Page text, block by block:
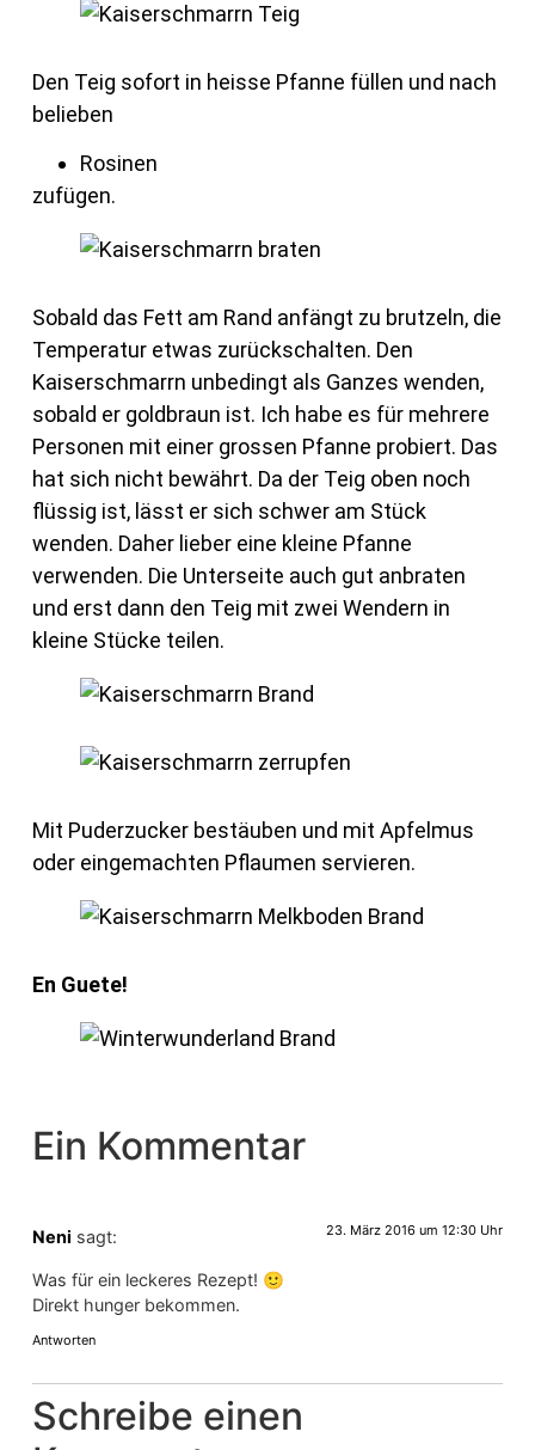
Den Teig sofort in heisse Pfanne füllen und nach
belieben
Rosinen
zufügen.
Sobald das Fett am Rand anfängt zu brutzeln, die
Temperatur etwas zurückschalten. Den
Kaiserschmarrn unbedingt als Ganzes wenden,
sobald er goldbraun ist. Ich habe es für mehrere
Personen mit einer grossen Pfanne probiert. Das
hat sich nicht bewährt. Da der Teig oben noch
flüssig ist, lässt er sich schwer am Stück
wenden. Daher lieber eine kleine Pfanne
verwenden. Die Unterseite auch gut anbraten
und erst dann den Teig mit zwei Wendern in
kleine Stücke teilen.
Mit Puderzucker bestäuben und mit Apfelmus
oder eingemachten Pflaumen servieren.
En Guete!
Ein Kommentar
Neni sagt: 23. März 2016 um 12:30 Uhr
Was für ein leckeres Rezept! 🙂
Direkt hunger bekommen.
Antworten
Schreibe einen